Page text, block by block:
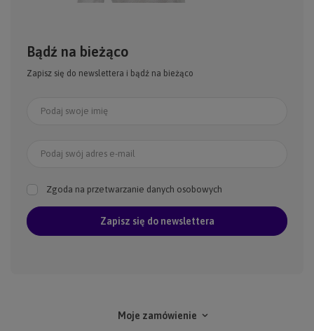
Bądź na bieżąco
Zapisz się do newslettera i bądź na bieżąco
Podaj swoje imię
Podaj swój adres e-mail
Zgoda na przetwarzanie danych osobowych
Zapisz się do newslettera
Moje zamówienie